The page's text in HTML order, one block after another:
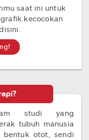
saat ini untuk
kecocokan
studi yang
tubuh manusia
otot, sendi